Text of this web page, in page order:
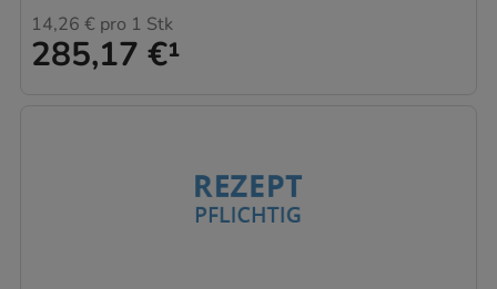
285,17 €¹
14,26 € pro 1 Stk